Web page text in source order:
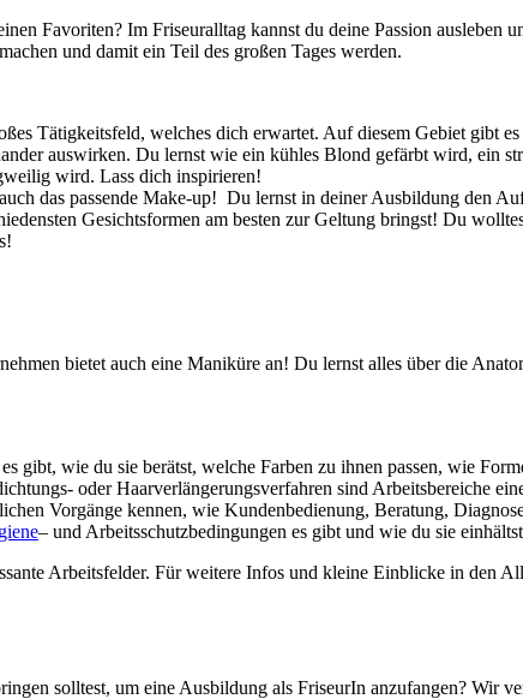
Favoriten? Im Friseuralltag kannst du deine Passion
und damit ein Teil des großen Tages werden.
Tätigkeitsfeld, welches dich erwartet. Auf diesem Gebiet gibt
auswirken. Du lernst wie ein kühles Blond gefärbt wird, ein
wird. Lass dich inspirieren!
das passende Make-up! Du lernst in deiner Ausbildung den
Gesichtsformen am besten zur Geltung bringst! Du
bietet auch eine Maniküre an! Du lernst alles über die
gibt, wie du sie berätst, welche Farben zu ihnen passen, wie
oder Haarverlängerungsverfahren sind Arbeitsbereiche
Vorgänge kennen, wie Kundenbedienung, Beratung,
– und Arbeitsschutzbedingungen es gibt und wie du sie
Arbeitsfelder. Für weitere Infos und kleine Einblicke in den
solltest, um eine Ausbildung als FriseurIn anzufangen? Wir